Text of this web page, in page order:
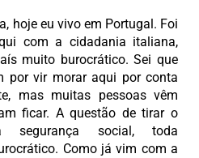
hoje eu vivo em Portugal. Foi
com a cidadania italiana,
muito burocrático. Sei que
por vir morar aqui por conta
mas muitas pessoas vêm
ficar. A questão de tirar o
social, toda
Como já vim com a